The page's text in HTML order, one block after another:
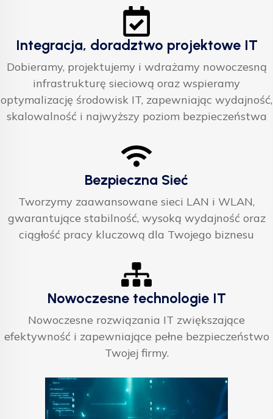
Integracja, doradztwo projektowe IT
Dobieramy, projektujemy i wdrażamy nowoczesną
infrastrukturę sieciową oraz wspieramy
optymalizację środowisk IT, zapewniając wydajność,
skalowalność i najwyższy poziom bezpieczeństwa
Bezpieczna Sieć
Tworzymy zaawansowane sieci LAN i WLAN,
gwarantujące stabilność, wysoką wydajność oraz
ciągłość pracy kluczową dla Twojego biznesu
Nowoczesne technologie IT
Nowoczesne rozwiązania IT zwiększające
efektywność i zapewniające pełne bezpieczeństwo
Twojej firmy.